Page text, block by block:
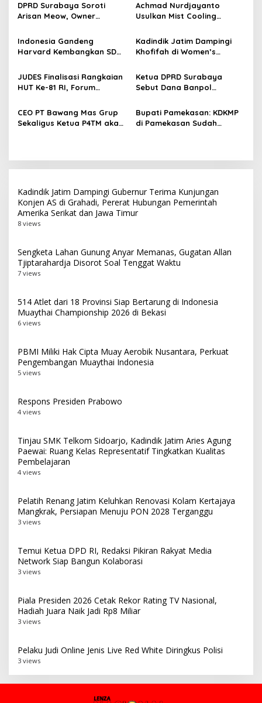
i
p
o
s
DPRD Surabaya Soroti
Arisan Meow, Owner
Member Secara Bertahap
Achmad Nurdjayanto
Usulkan Mist Cooling
Surabaya di Tengah Cuaca
Panas
Indonesia Gandeng
Harvard Kembangkan SDM
Dunia
Kadindik Jatim Dampingi
Khofifah di Women’s
Perkuat Kepemimpinan
Perempuan untuk Indonesia
JUDES Finalisasi Rangkaian
HUT Ke-81 RI, Forum
Lomba Siap Perkuat
Solidaritas Jurnalis DPRD
Surabaya
Ketua DPRD Surabaya
Sebut Dana Banpol
Pendidikan Politik
Masyarakat
CEO PT Bawang Mas Grup
Sekaligus Ketua P4TM akan
Bupati Pamekasan: KDKMP
di Pamekasan Sudah
Kadindik Jatim Dampingi Gubernur Terima Kunjungan
Konjen AS di Grahadi, Pererat Hubungan Pemerintah
Amerika Serikat dan Jawa Timur
8 views
Sengketa Lahan Gunung Anyar Memanas, Gugatan Allan
Tjiptarahardja Disorot Soal Tenggat Waktu
7 views
514 Atlet dari 18 Provinsi Siap Bertarung di Indonesia
Muaythai Championship 2026 di Bekasi
6 views
PBMI Miliki Hak Cipta Muay Aerobik Nusantara, Perkuat
Pengembangan Muaythai Indonesia
5 views
Respons Presiden Prabowo
4 views
Tinjau SMK Telkom Sidoarjo, Kadindik Jatim Aries Agung
Paewai: Ruang Kelas Representatif Tingkatkan Kualitas
Pembelajaran
4 views
Pelatih Renang Jatim Keluhkan Renovasi Kolam Kertajaya
Mangkrak, Persiapan Menuju PON 2028 Terganggu
3 views
Temui Ketua DPD RI, Redaksi Pikiran Rakyat Media
Network Siap Bangun Kolaborasi
3 views
Piala Presiden 2026 Cetak Rekor Rating TV Nasional,
Hadiah Juara Naik Jadi Rp8 Miliar
3 views
Pelaku Judi Online Jenis Live Red White Diringkus Polisi
3 views